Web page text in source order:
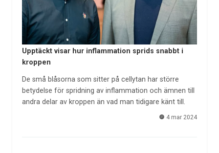
Upptäckt visar hur inflammation sprids snabbt i
kroppen
De små blåsorna som sitter på cellytan har större
betydelse för spridning av inflammation och ämnen till
andra delar av kroppen än vad man tidigare känt till.
4 mar 2024